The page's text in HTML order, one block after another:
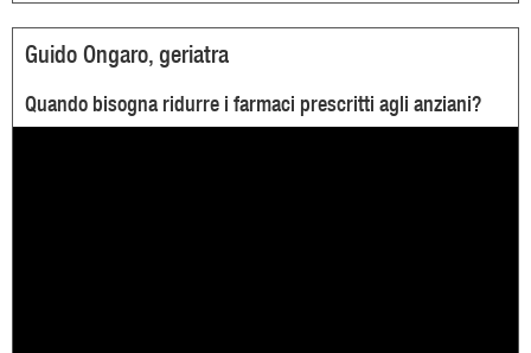
Guido Ongaro, geriatra
Quando bisogna ridurre i farmaci prescritti agli anziani?